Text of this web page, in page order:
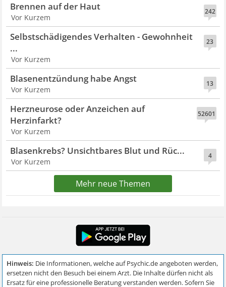
242
Brennen auf der Haut
Vor Kurzem
23
Selbstschädigendes Verhalten - Gewohnheit
...
Vor Kurzem
13
Blasenentzündung habe Angst
Vor Kurzem
52601
Herzneurose oder Anzeichen auf
Herzinfarkt?
Vor Kurzem
4
Blasenkrebs? Unsichtbares Blut und Rüc...
Vor Kurzem
Mehr neue Themen